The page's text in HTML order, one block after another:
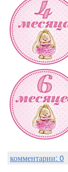
комментарии: 0